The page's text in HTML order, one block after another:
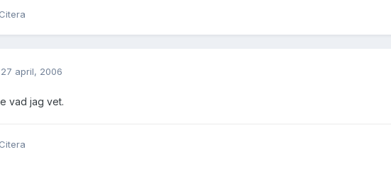
Citera
27 april, 2006
vad jag vet.
Citera